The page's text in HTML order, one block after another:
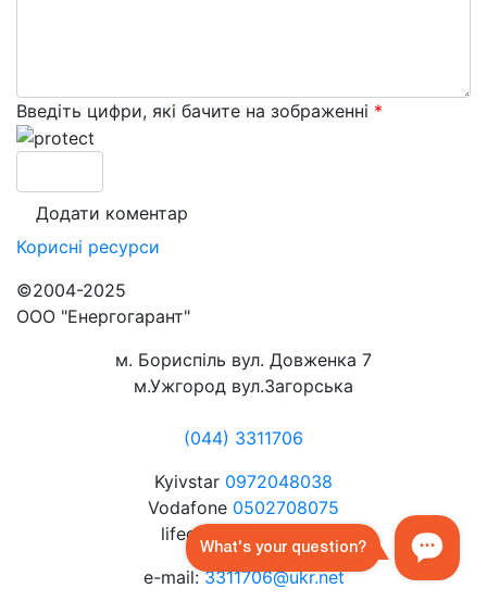
Введіть цифри, які бачите на зображенні *
Корисні ресурси
©2004-2025
ООО "Енергогарант"
м. Бориспіль вул. Довженка 7
м.Ужгород вул.Загорська
(044) 3311706
Kyivstar 0972048038
Vodafone 0502708075
lifecell
e-mail:3311706@ukr.net